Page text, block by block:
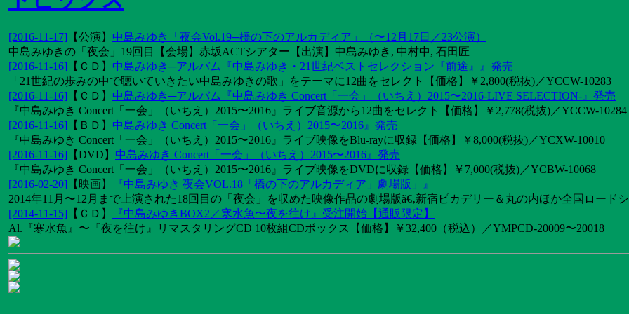
[2016-11-17] 【公演】 中島みゆき「夜会Vol.19─橋の下のアルカディア」（〜12月17日／23公演）
中島みゆきの「夜会」19回目【会場】赤坂ACTシアター【出演】中島みゆき, 中村中, 石田匠
[2016-11-16] 【 ＣＤ 】 中島みゆき─アルバム『中島みゆき・21世紀ベストセレクション『前途』』発売
「21世紀の歩みの中で聴いていきたい中島みゆきの歌」をテーマに12曲をセレクト【価格】￥2,800(税抜)／YCCW-10283
[2016-11-16] 【 ＣＤ 】 中島みゆき─アルバム『中島みゆき Concert「一会」（いちえ）2015〜2016-LIVE SELECTION-』発売
『中島みゆき Concert「一会」（いちえ）2015〜2016』ライブ音源から12曲をセレクト【価格】￥2,778(税抜)／YCCW-10284
[2016-11-16] 【 ＢＤ 】 中島みゆき Concert「一会」（いちえ）2015〜2016』発売
『中島みゆき Concert「一会」（いちえ）2015〜2016』ライブ映像をBlu-rayに収録【価格】￥8,000(税抜)／YCXW-10010
[2016-11-16] 【DVD 】 中島みゆき Concert「一会」（いちえ）2015〜2016』発売
『中島みゆき Concert「一会」（いちえ）2015〜2016』ライブ映像をDVDに収録【価格】￥7,000(税抜)／YCBW-10068
[2016-02-20] 【 映画】
『中島みゆき 夜会VOL.18「橋の下のアルカディア」劇場版」』
2014年11月〜12月まで上演された18回目の「夜会」を収めた映像作品の劇場版ã€‚新宿ピカデリー＆丸の内ほか全国ロード
[2014-11-15] 【 ＣＤ 】
『中島みゆきBOX2／寒水魚〜夜を往け』受注開始【通販限定】
Al.『寒水魚』〜『夜を往け』リマスタリングCD 10枚組CDボックス【価格】￥32,400（税込）／YMPCD-20009〜20018